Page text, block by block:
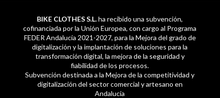
BIKE CLOTHES S.L.ha recibido una subvención,
cofinanciada por la Unión Europea, con cargo al Programa
FEDER Andalucía 2021-2027, para la Mejora del grado de
digitalización y la implantación de soluciones para la
transformación digital, la mejora de la seguridad y
fiabilidad de los procesos.
Subvención destinada a la Mejora de la competitividad y
digitalización del sector comercial y artesano en
Andalucía